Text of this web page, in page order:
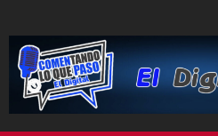
to
content